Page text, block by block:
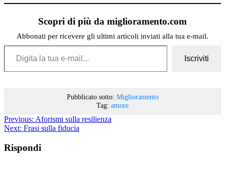
Scopri di più da miglioramento.com
Abbonati per ricevere gli ultimi articoli inviati alla tua e-mail.
Digita la tua e-mail...
Iscriviti
Pubblicato sotto: Miglioramento
Tag: amore
Previous: Aforismi sulla resilienza
Next: Frasi sulla fiducia
Rispondi